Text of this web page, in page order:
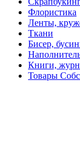
Флористика
Ленты,
Ткани
Бисер,
Книги,
Товары